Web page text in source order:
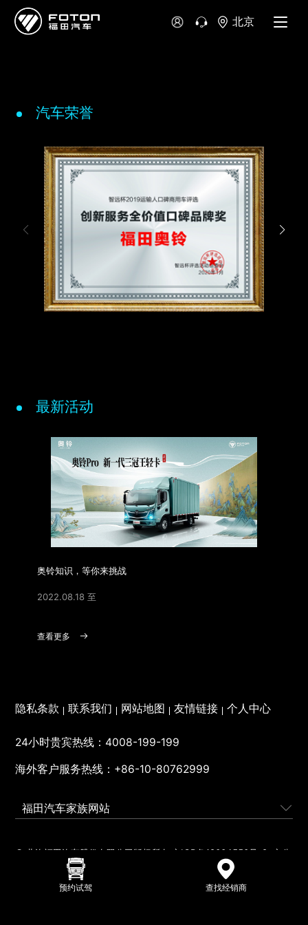
北京
汽车荣誉
最新活动
奥铃知识，等你来挑战
2022.08.18 至
查看更多
隐私条款 联系我们 网站地图 友情链接 个人中心
24小时贵宾热线： 4008-199-199
海外客户服务热线： +86-10-80762999
福田汽车家族网站
© 北汽福田汽车股份有限公司版权所有 京ICP备12004550号-2
京公
网安备110401000095号
预约试驾 查找经销商